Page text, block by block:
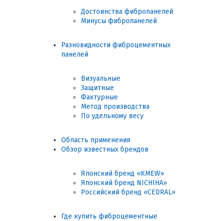
Достоинства фибропанелей
Минусы фибропанелей
Разновидности фиброцементных
панелей
Визуальные
Защитные
Фактурные
Метод производства
По удельному весу
Область применения
Обзор известных брендов
Японский бренд «KMEW»
Японский бренд NICHIHA»
Российский бренд «CEDRAL»
Где купить фиброцементные